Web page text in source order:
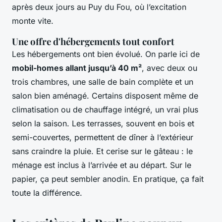
après deux jours au Puy du Fou, où l’excitation
monte vite.
Une offre d'hébergements tout confort
Les hébergements ont bien évolué. On parle ici de
mobil-homes allant jusqu’à 40 m², avec deux ou
trois chambres, une salle de bain complète et un
salon bien aménagé. Certains disposent même de
climatisation ou de chauffage intégré, un vrai plus
selon la saison. Les terrasses, souvent en bois et
semi-couvertes, permettent de dîner à l’extérieur
sans craindre la pluie. Et cerise sur le gâteau : le
ménage est inclus à l’arrivée et au départ. Sur le
papier, ça peut sembler anodin. En pratique, ça fait
toute la différence.